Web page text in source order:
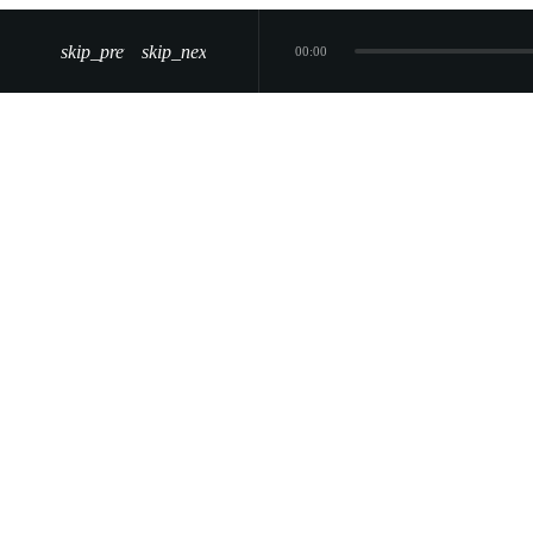
skip_previousskip_next 00:00